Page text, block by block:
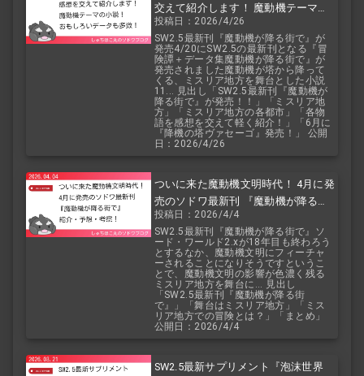
交えて紹介します！ 魔動機テーマの
小説！ おもしろいデータも多数！
投稿日：2026/4/26
SW2.5最新刊『魔動機が降る街で』が
発売4/20にSW2.5の最新刊となる『冒
険譚＋データ集魔動機が降る街で』が
発売されました魔動機が塔から降って
くる、ミスリア地方を舞台とした小説
11... 見出し「SW2.5最新刊『魔動機が
降る街で』が発売！！」「ミスリア地
方」「ミスリア地方の各都市」「各物
語を感想を交えて軽く紹介！」「6月に
『降機の塔ヴァセーゴ』発売！」 公開
日：2026/4/26
ついに来た魔動機文明時代！ 4月に発
売のソドワ最新刊 『魔動機が降る街
で』 紹介・予想・考察！
投稿日：2026/4/4
SW2.5最新刊『魔動機が降る街で』ソ
ード・ワールド2.xが18年目も終わろう
とするなか、魔動機文明にフィーチャ
ーされることになりそうですというこ
とで、魔動機文明の影響が色濃く残る
ミスリア地方を舞台に... 見出し
「SW2.5最新刊『魔動機が降る街
で』」「舞台はミスリア地方」「ミス
リア地方での冒険とは？」「まとめ」
公開日：2026/4/4
SW2.5最新サプリメント『泡沫世界